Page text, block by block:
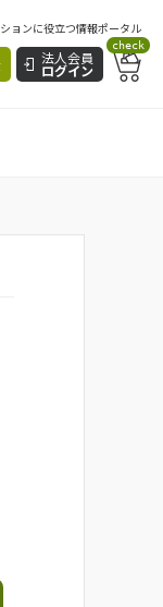
ョンに役立つ情報ポータル
法人会員
ログイン
check